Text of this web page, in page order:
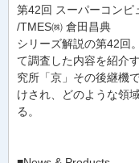
第42回 スーパーコンピ
/TMES㈱ 倉田昌典
シリーズ解説の第42回
て調査した内容を紹介
究所「京」その後継機
けされ、どのような領
る。